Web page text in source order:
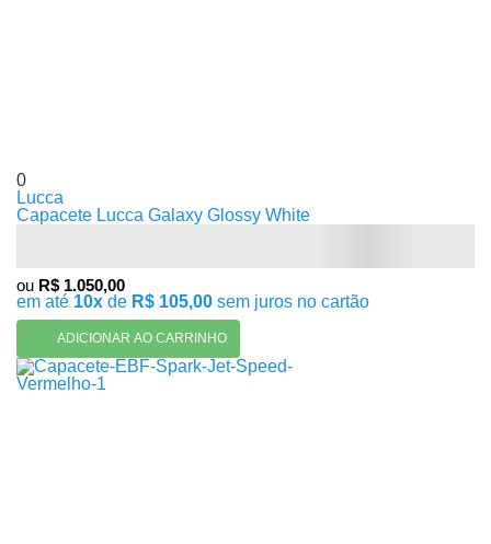
0
Lucca
Capacete Lucca Galaxy Glossy White
ou R$ 1.050,00
em até 10x de R$ 105,00 sem juros no cartão
ADICIONAR AO CARRINHO